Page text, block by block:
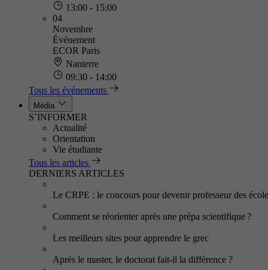
13:00 - 15:00
04
Novembre
Événement
ECOR Paris
Nanterre
09:30 - 14:00
Tous les événements
Média
S’INFORMER
Actualité
Orientation
Vie étudiante
Tous les articles
DERNIERS ARTICLES
Le CRPE : le concours pour devenir professeur des
Comment se réorienter après une prépa scientifique ?
Les meilleurs sites pour apprendre le grec
Après le master, le doctorat fait-il la différence ?